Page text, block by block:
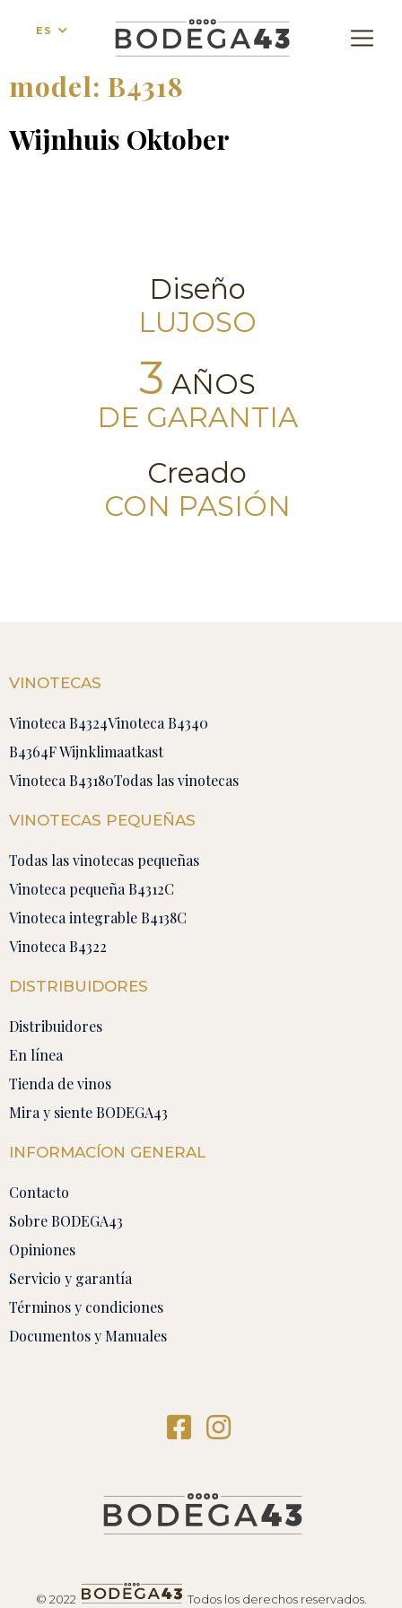
ES
model:B4318
Wijnhuis Oktober
Diseño
LUJOSO
3 AÑOS
DE GARANTIA
Creado
CON PASIÓN
VINOTECAS
Vinoteca B4324Vinoteca B4340
B4364F Wijnklimaatkast
Vinoteca B43180Todas las vinotecas
VINOTECAS PEQUEÑAS
Todas las vinotecas pequeñas
Vinoteca pequeña B4312C
Vinoteca integrable B4138C
Vinoteca B4322
DISTRIBUIDORES
Distribuidores
En línea
Tienda de vinos
Mira y siente BODEGA43
INFORMACÍON GENERAL
Contacto
Sobre BODEGA43
Opiniones
Servicio y garantía
Términos y condiciones
Documentos y Manuales
© 2022 Todos los derechos reservados.